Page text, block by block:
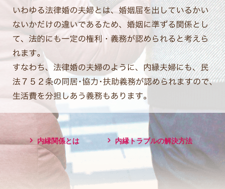
内縁関係とは 内縁トラブルの解決方法